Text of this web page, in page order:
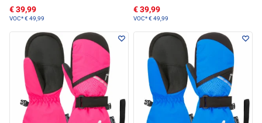
€ 39,99
VOC*€ 49,99
€ 39,99
VOC*€ 49,99